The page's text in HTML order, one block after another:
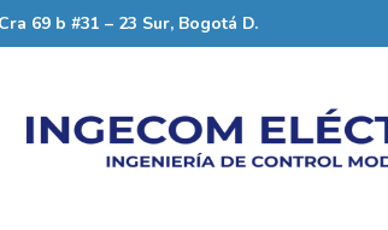
Cra 69 b #31 – 23 Sur, Bogotá D.